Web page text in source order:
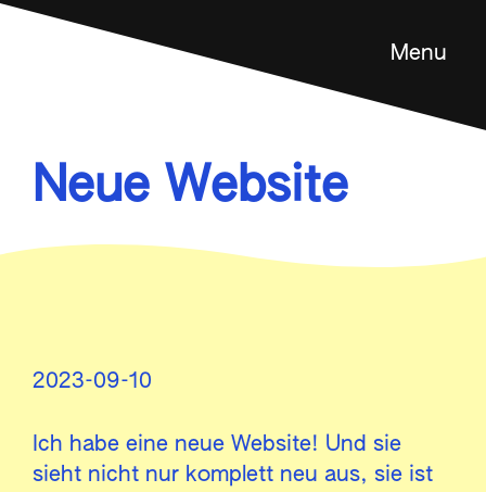
Feldenkrais Methode
Menu
Neue Website
2023-09-10
Ich habe eine neue Website! Und sie
sieht nicht nur komplett neu aus, sie ist